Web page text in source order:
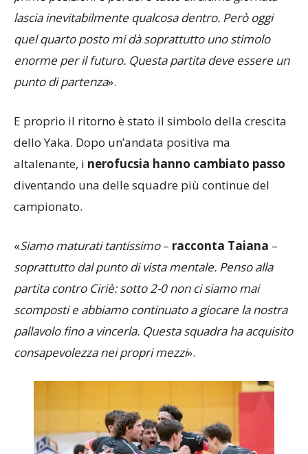
prime posizioni e perdere tutto all’ultima giornata
lascia inevitabilmente qualcosa dentro. Però oggi
quel quarto posto mi dà soprattutto uno stimolo
enorme per il futuro. Questa partita deve essere un
punto di partenza
E proprio il ritorno è stato il simbolo della crescita
dello Yaka. Dopo un’andata positiva ma
nerofucsia hanno cambiato passo
diventando una delle squadre più continue del
campionato.
soprattutto dal punto di vista mentale. Penso alla
partita contro Ciriè: sotto 2-0 non ci siamo mai
scomposti e abbiamo continuato a giocare la nostra
pallavolo fino a vincerla. Questa squadra ha acquisito
consapevolezza nei propri mezzi